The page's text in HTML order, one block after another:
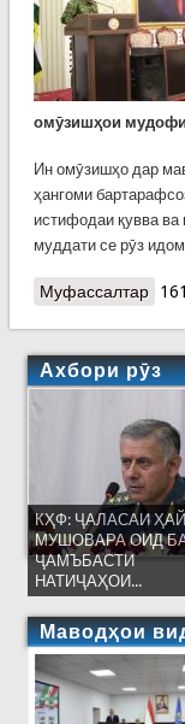
омӯзишҳои
Ин омӯзишҳо дар
ҳангоми
истифодаи қувва
муддати се рӯз
Муфассалтаро
Ахбори рӯз
КҲФ: ҶАЛАСАИ
МУШОВАРА ОИД
ҶАМЪБАСТИ
НАТИҶАҲОИ...
Маводҳои